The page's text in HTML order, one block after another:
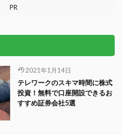
PR
2021年1月14日
テレワークのスキマ時間に株式
投資！無料で口座開設できるお
すすめ証券会社5選